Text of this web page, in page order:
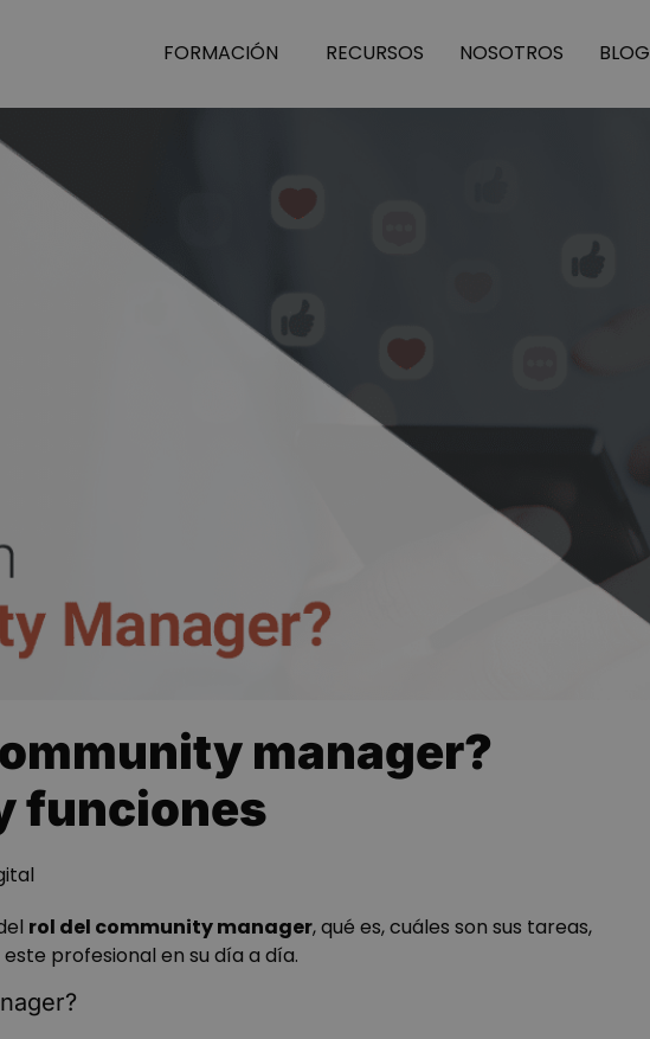
FORMACIÓN RECURSOS NOSOTROS BLOG
manager?
funciones
rol del community manager, qué es, cuáles son sus tareas,
profesional en su día a día.